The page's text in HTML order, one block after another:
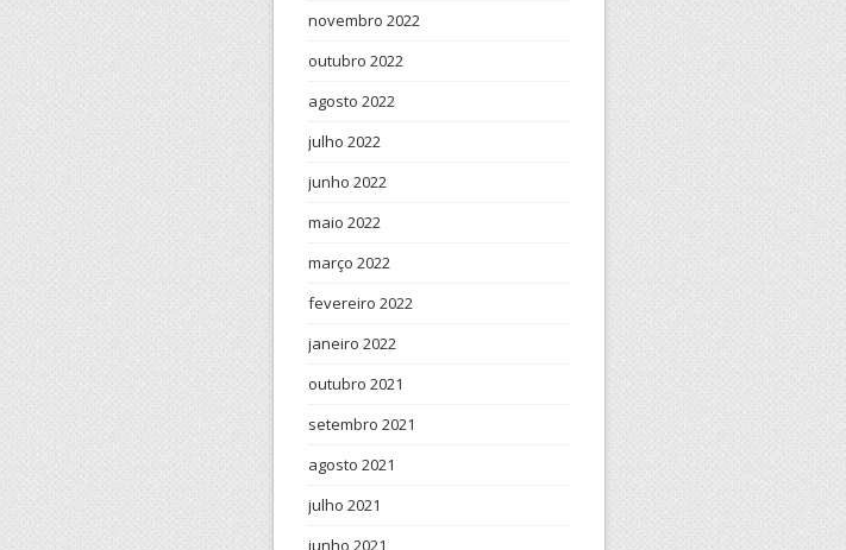
novembro 2022
outubro 2022
agosto 2022
julho 2022
junho 2022
maio 2022
março 2022
fevereiro 2022
janeiro 2022
outubro 2021
setembro 2021
agosto 2021
julho 2021
junho 2021